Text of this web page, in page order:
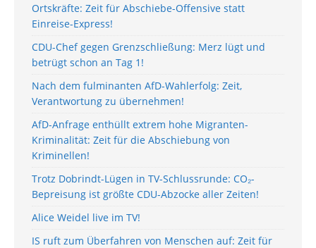
Ortskräfte: Zeit für Abschiebe-Offensive statt
Einreise-Express!
CDU-Chef gegen Grenzschließung: Merz lügt und
betrügt schon an Tag 1!
Nach dem fulminanten AfD-Wahlerfolg: Zeit,
Verantwortung zu übernehmen!
AfD-Anfrage enthüllt extrem hohe Migranten-
Kriminalität: Zeit für die Abschiebung von
Kriminellen!
Trotz Dobrindt-Lügen in TV-Schlussrunde: CO₂-
Bepreisung ist größte CDU-Abzocke aller Zeiten!
Alice Weidel live im TV!
IS ruft zum Überfahren von Menschen auf: Zeit für